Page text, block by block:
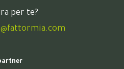
per te?